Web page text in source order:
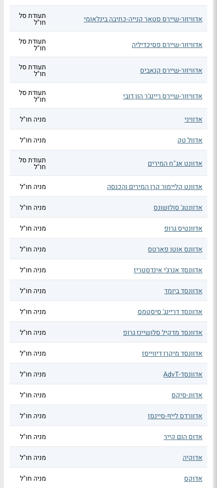
אדוויזור-שיירס סטאר קנייה-כתיבה בינלאומי תעודת סל
חו"ל
אדוויזור-שיירס פסיכדיליה תעודת סל
חו"ל
אדוויזור-שיירס קנאביס תעודת סל
חו"ל
אדוויזור-שיירס ריינג'ר הון דובי תעודת סל
חו"ל
אדוויני
מניה חו"ל
אדוול טק מניה חו"ל
אדוונט אג"ח המירים תעודת סל
חו"ל
אדוונט קליימור קרן המירים והכנסה
מניה חו"ל
אדוונטג' סולושונס מניה חו"ל
אדוונטיס גרופ מניה חו"ל
אדוונס אוטו פארטס מניה חו"ל
אדוונסד אנרג'י אינדסטריז מניה חו"ל
אדוונסד ביומד מניה חו"ל
אדוונסד דריינג' סיסטמס מניה חו"ל
אדוונסד מדקיל סלושיינז גרופ מניה חו"ל
אדוונסד מיקרו דיווייסז מניה חו"ל
אדוונסד-AdvT מניה חו"ל
אדוונ-סיקס מניה חו"ל
אדוורדס לייף-סיינסז מניה חו"ל
אדוס הום קייר מניה חו"ל
אדוקיה מניה חו"ל
אדוקס מניה חו"ל